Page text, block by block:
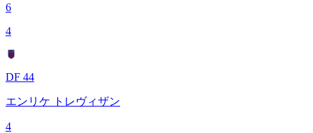
6
4
DF 44
エンリケ トレヴィザン
4